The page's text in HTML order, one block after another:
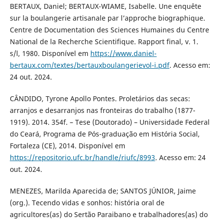
BERTAUX, Daniel; BERTAUX-WIAME, Isabelle. Une enquête
sur la boulangerie artisanale par l’approche biographique.
Centre de Documentation des Sciences Humaines du Centre
National de la Recherche Scientifique. Rapport final, v. 1.
s/l, 1980. Disponível em https://www.daniel-
bertaux.com/textes/bertauxboulangerievol-i.pdf. Acesso em:
24 out. 2024.
CÂNDIDO, Tyrone Apollo Pontes. Proletários das secas:
arranjos e desarranjos nas fronteiras do trabalho (1877-
1919). 2014. 354f. – Tese (Doutorado) – Universidade Federal
do Ceará, Programa de Pós-graduação em História Social,
Fortaleza (CE), 2014. Disponível em
https://repositorio.ufc.br/handle/riufc/8993. Acesso em: 24
out. 2024.
MENEZES, Marilda Aparecida de; SANTOS JÚNIOR, Jaime
(org.). Tecendo vidas e sonhos: história oral de
agricultores(as) do Sertão Paraibano e trabalhadores(as) do